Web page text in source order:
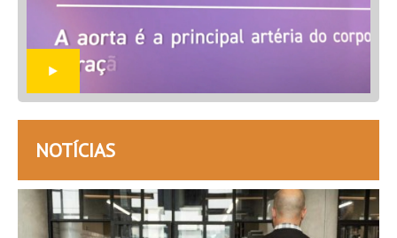
NOTÍCIAS